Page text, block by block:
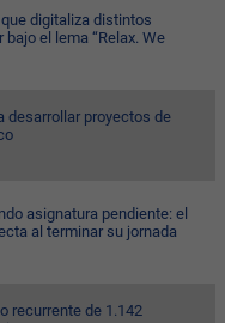
digitaliza distintos
el lema “Relax. We
desarrollar proyectos de
asignatura pendiente: el
al terminar su jornada
recurrente de 1.142